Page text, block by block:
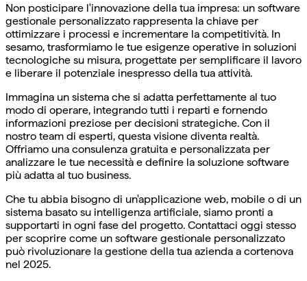
Non posticipare l'innovazione della tua impresa: un software
gestionale personalizzato rappresenta la chiave per
ottimizzare i processi e incrementare la competitività. In
sesamo, trasformiamo le tue esigenze operative in soluzioni
tecnologiche su misura, progettate per semplificare il lavoro
e liberare il potenziale inespresso della tua attività.
Immagina un sistema che si adatta perfettamente al tuo
modo di operare, integrando tutti i reparti e fornendo
informazioni preziose per decisioni strategiche. Con il
nostro team di esperti, questa visione diventa realtà.
Offriamo una consulenza gratuita e personalizzata per
analizzare le tue necessità e definire la soluzione software
più adatta al tuo business.
Che tu abbia bisogno di un'applicazione web, mobile o di un
sistema basato su intelligenza artificiale, siamo pronti a
supportarti in ogni fase del progetto. Contattaci oggi stesso
per scoprire come un software gestionale personalizzato
può rivoluzionare la gestione della tua azienda a cortenova
nel 2025.